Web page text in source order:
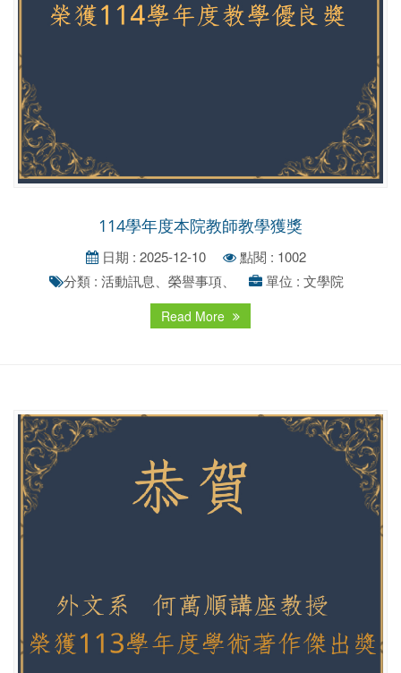
114學年度本院教師教學獲獎
日期 : 2025-12-10
點閱 : 1002
分類 : 活動訊息、榮譽事項、
單位 : 文學院
Read More